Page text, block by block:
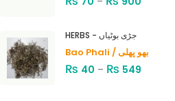
HERBS - جڑی بوٹیاں
Bao Phali / بھو پھلی
₨ 40 – ₨ 549